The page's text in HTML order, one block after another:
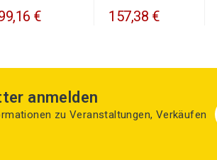
€ 157,38 €
anmelden
zu Veranstaltungen, Verkäufen